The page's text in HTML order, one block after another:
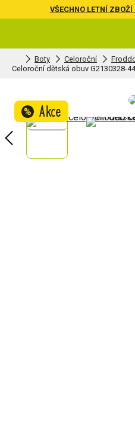
VŠECHNO LETNÍ
Boty Celoroční
Celoroční dětská obuv G2130328-
% Akce